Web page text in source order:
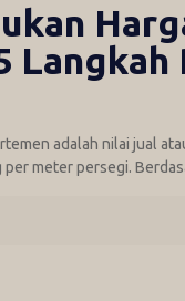
adalah nilai jual
meter persegi.